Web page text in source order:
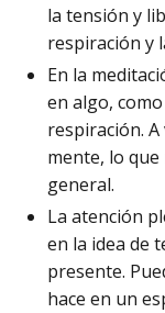
la tensión y
respiración y
En la
en algo,
respiración.
mente, lo
general.
La atención
en la idea de
presente.
hace en un